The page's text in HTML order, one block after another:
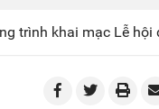
Lễ hội đền Trần